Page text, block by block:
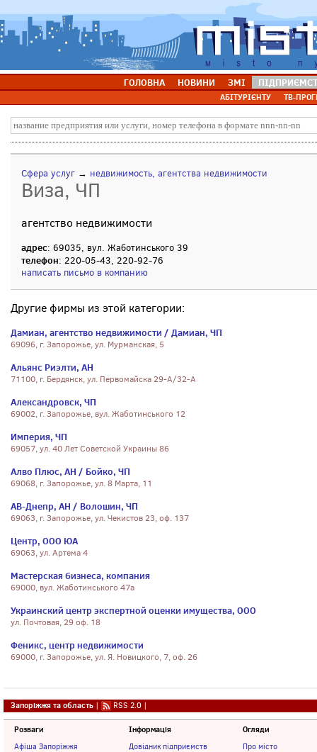
ГОЛОВНА НОВИНИ ЗМІ
АБІТУРІЄНТУ ТВ-
Сфера услуг → недвижимость, агентства недвижимости
Виза, ЧП
агентство недвижимости
адрес: 69035, вул. Жаботинського 39
телефон: 220-05-43, 220-92-76
написать письмо в компанию
Другие фирмы из этой категории:
Дамиан, агентство недвижимости / Дамиан, ЧП
69096, г. Запорожье, ул. Мурманская, 5
Альянс Риэлти, АН
71100, г. Бердянск, ул. Первомайска 29-А/32-А
Александровск, ЧП
69002, г. Запорожье, вул. Жаботинського 12
Империя, ЧП
69057, ул. 40 Лет Советской Украины 86
Алво Плюс, АН / Бойко, ЧП
69068, г. Запорожье, ул. 8 Марта, 11
АВ-Днепр, АН / Волошин, ЧП
69063, г. Запорожье, ул. Чекистов 23, оф. 137
Центр, ООО ЮА
69063, ул. Артема 4
Мастерская бизнеса, компания
69000, вул. Жаботинського 47а
Украинский центр экспертной оценки имущества, ООО
ул. Почтовая, 29 оф. 18
Феникс, центр недвижимости
69000, г. Запорожье, ул. Я. Новицкого, 7, оф. 26
Запоріжжя та область | RSS 2.0 |
Розваги
Афіша Запоріжжя
Інформація
Довідник підприємств
Огляди
Про місто